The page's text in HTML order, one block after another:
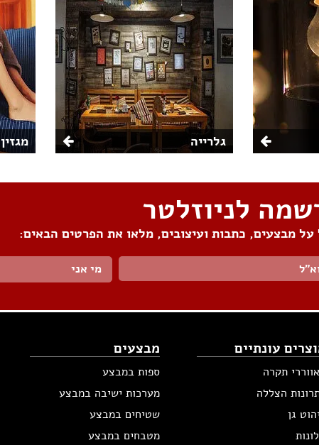
גלרייה מגזין
לניוזלטר
על מבצעים, כתבות ועיצובים, מלאו את הפרטים הבאים:
מי אני
עונתיים
תקרה
הצללה
גן
מבצעים
ספות במבצע
מערכות ישיבה במבצע
שטיחים במבצע
מטבחים במבצע